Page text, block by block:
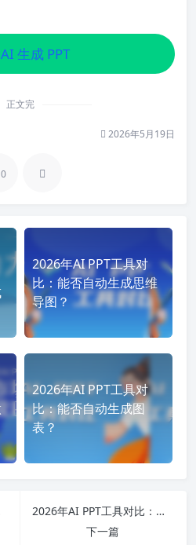
生成 PPT
正文完
2026年5月19日
0
2026年AI PPT工具对
比：能否自动生成思维
导图？
2026年AI PPT工具对
比：能否自动生成图
表？
2026年AI PPT工具对比：助力市场分析PPT生成
下一篇